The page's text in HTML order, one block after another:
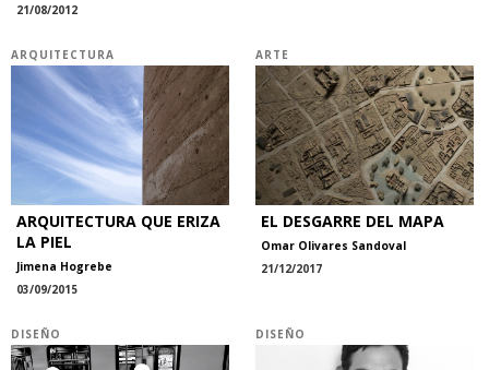
21/08/2012
ARQUITECTURA
ARQUITECTURA QUE ERIZA
LA PIEL
Jimena Hogrebe
03/09/2015
ARTE
EL DESGARRE DEL MAPA
Omar Olivares Sandoval
21/12/2017
DISEÑO DISEÑO